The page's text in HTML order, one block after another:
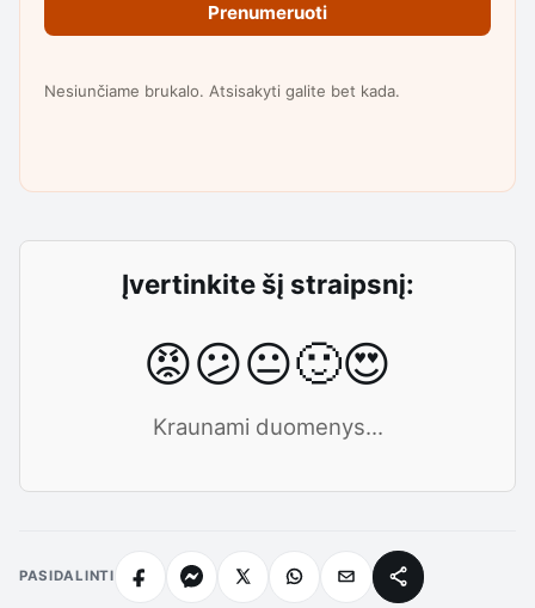
Prenumeruoti
Nesiunčiame brukalo. Atsisakyti galite bet kada.
Įvertinkite šį straipsnį:
😡😕😐🙂😍
Kraunami duomenys...
PASIDALINTI